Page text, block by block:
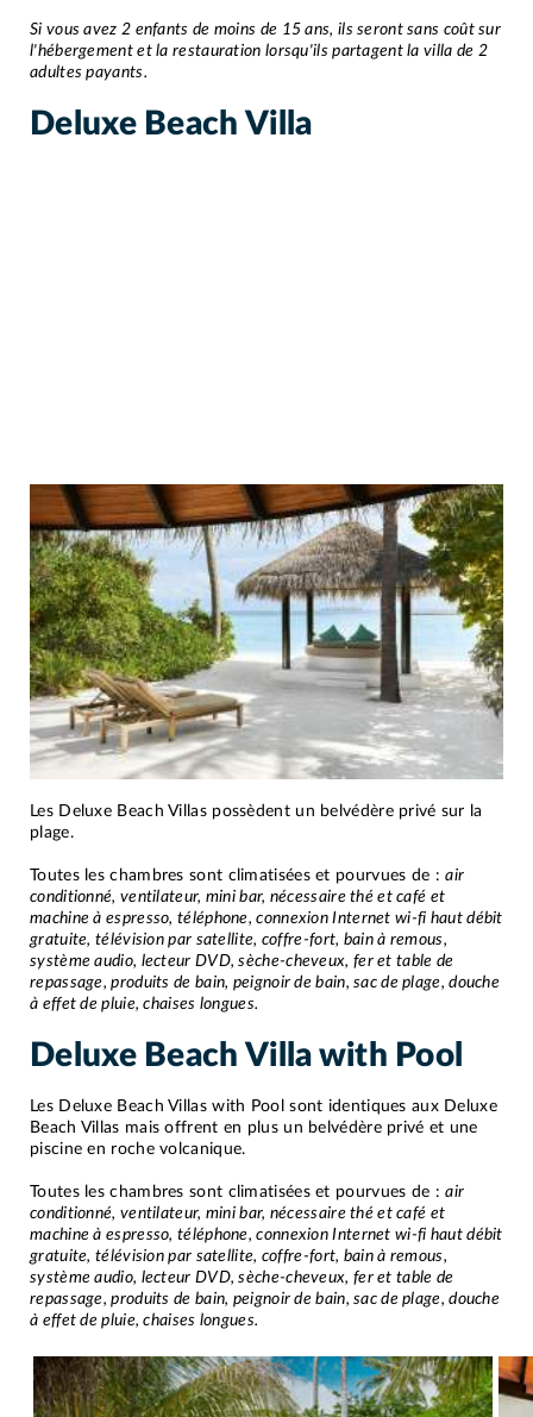
Si vous avez 2 enfants de moins de 15 ans, ils seront sans coût sur
l'hébergement et la restauration lorsqu'ils partagent la villa de 2
adultes payants.
Deluxe Beach Villa
Les Deluxe Beach Villas possèdent un belvédère privé sur la
plage.
Toutes les chambres sont climatisées et pourvues de :air
conditionné, ventilateur, mini bar, nécessaire thé et café et
machine à espresso, téléphone, connexion Internet wi-fi haut débit
gratuite, télévision par satellite, coffre-fort, bain à remous,
système audio, lecteur DVD, sèche-cheveux, fer et table de
repassage, produits de bain, peignoir de bain, sac de plage, douche
à effet de pluie, chaises longues.
Deluxe Beach Villa with Pool
Les Deluxe Beach Villas with Pool sont identiques aux Deluxe
Beach Villas mais offrent en plus un belvédère privé et une
piscine en roche volcanique.
Toutes les chambres sont climatisées et pourvues de :air
conditionné, ventilateur, mini bar, nécessaire thé et café et
machine à espresso, téléphone, connexion Internet wi-fi haut débit
gratuite, télévision par satellite, coffre-fort, bain à remous,
système audio, lecteur DVD, sèche-cheveux, fer et table de
repassage, produits de bain, peignoir de bain, sac de plage, douche
à effet de pluie, chaises longues.